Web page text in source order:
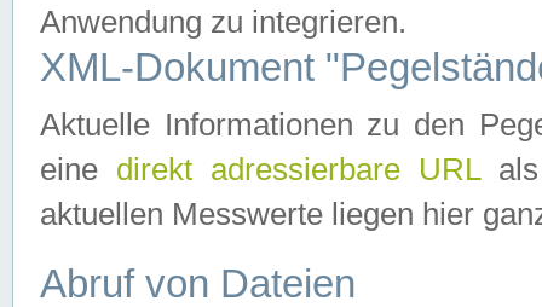
Anwendung zu integrieren.
XML-Dokument
Aktuelle Informationen zu den
eine direkt adressierbare URLals
aktuellen Messwerte liegen hier
Abruf von Dateien